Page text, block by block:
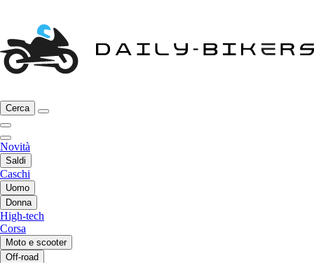
Cerca
Novità
Saldi
Caschi
Uomo
Donna
High-tech
Corsa
Moto e scooter
Off-road